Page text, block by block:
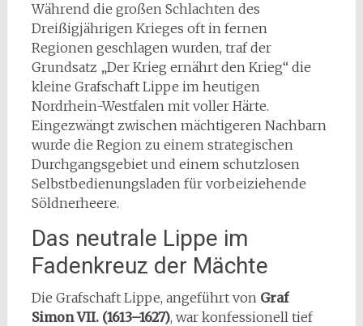
Während die großen Schlachten des
Dreißigjährigen Krieges oft in fernen
Regionen geschlagen wurden, traf der
Grundsatz „Der Krieg ernährt den Krieg“ die
kleine Grafschaft Lippe im heutigen
Nordrhein-Westfalen mit voller Härte.
Eingezwängt zwischen mächtigeren Nachbarn
wurde die Region zu einem strategischen
Durchgangsgebiet und einem schutzlosen
Selbstbedienungsladen für vorbeiziehende
Söldnerheere.
Das neutrale Lippe im
Fadenkreuz der Mächte
Die Grafschaft Lippe, angeführt von Graf
Simon VII. (1613–1627), war konfessionell tief